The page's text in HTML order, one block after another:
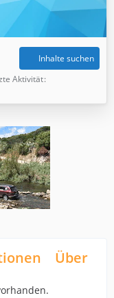
Inhalte suchen
Aktivität
Über